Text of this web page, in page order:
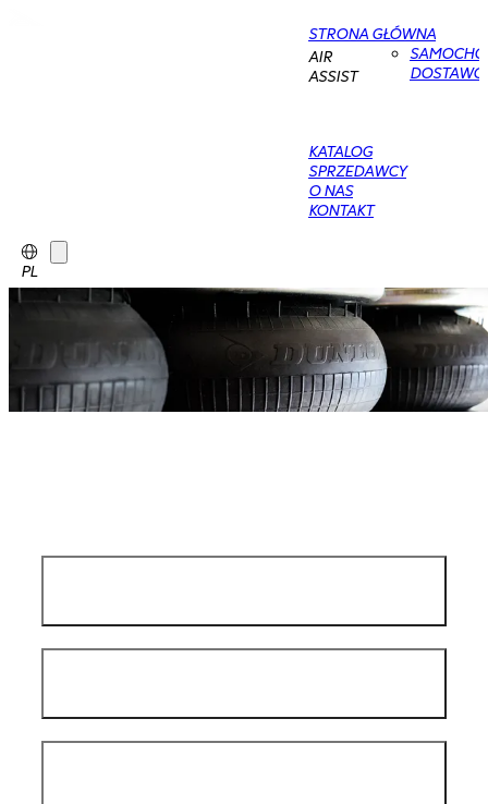
STRONA GŁÓWNA
AIR
ASSIST
KATALOG
SPRZEDAWCY
O NAS
KONTAKT
PL